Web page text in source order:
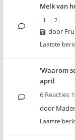
Melk van
1 2
door
Laatste
'Waarom
april
6 Reacties
door
Laatste